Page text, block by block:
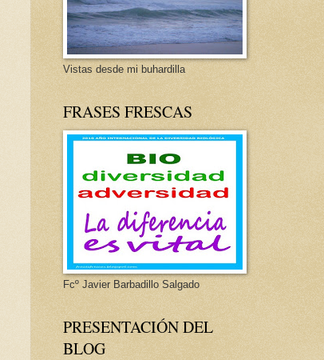
Vistas desde mi buhardilla
FRASES FRESCAS
Fcº Javier Barbadillo Salgado
PRESENTACIÓN DEL
BLOG